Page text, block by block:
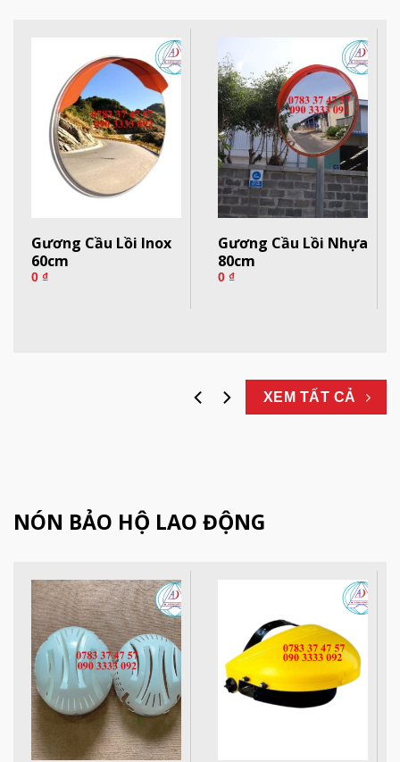
Gương Cầu Lồi Inox
60cm
0 ₫
Gương Cầu Lồi Nhựa
80cm
0 ₫
XEM TẤT CẢ
NÓN BẢO HỘ LAO ĐỘNG